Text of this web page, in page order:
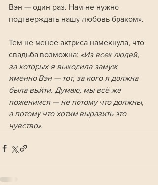
Вэн — один раз. Нам не нужно
подтверждать нашу любовь браком».
Тем не менее актриса намекнула, что
свадьба возможна: «Из всех людей,
за которых я выходила замуж,
именно Вэн — тот, за кого я должна
была выйти. Думаю, мы всё же
поженимся — не потому что должны,
а потому что хотим выразить это
чувство».